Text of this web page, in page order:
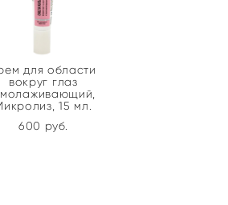
для области
вокруг глаз
15 мл.
600 pуб.